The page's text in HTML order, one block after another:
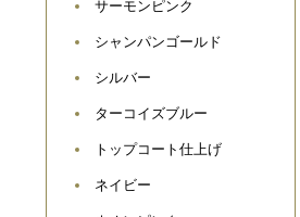
サーモンピンク
シャンパンゴールド
シルバー
ターコイズブルー
トップコート仕上げ
ネイビー